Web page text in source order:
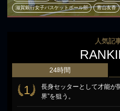
滋賀銀行女子バスケットボール部 青山友香
人気記
24時間
1
長身セッターとして才能が
界”を狙う。